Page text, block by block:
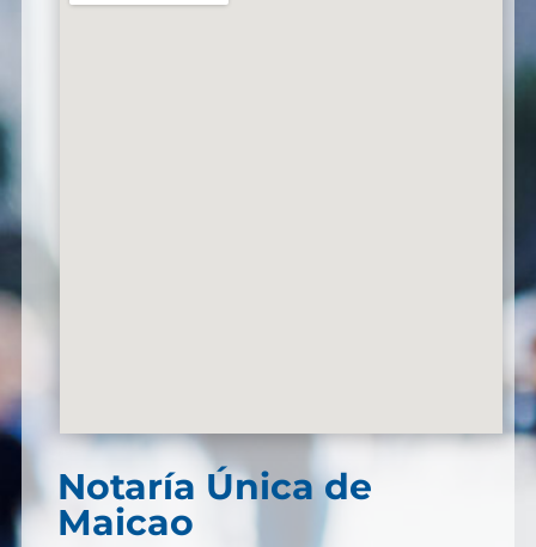
Notaría Única de
Maicao